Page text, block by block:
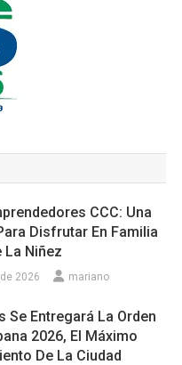
CCC: Una
Disfrutar En Familia
La Niñez
2026 mariano
Se Entregará La Orden
2026, El Máximo
De La Ciudad